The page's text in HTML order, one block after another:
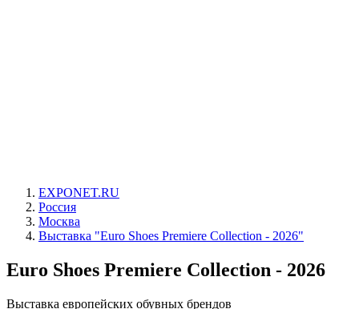
EXPONET.RU
Россия
Москва
Выставка "Euro Shoes Premiere Collection - 2026"
Euro Shoes Premiere Collection - 2026
Выставка европейских обувных брендов